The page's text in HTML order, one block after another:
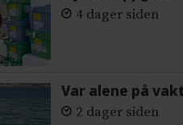
4 dager siden
Var alene på
2 dager siden